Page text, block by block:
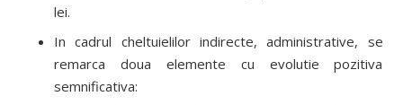
lei.
In cadrul cheltuielilor indirecte, administrative, se
remarca doua elemente cu evolutie pozitiva
semnificativa: